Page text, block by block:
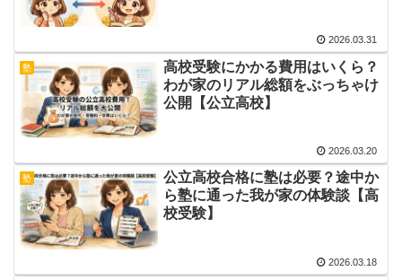
2026.03.31
塾
高校受験にかかる費用はいくら？
わが家のリアル総額をぶっちゃけ
公開【公立高校】
2026.03.20
塾
公立高校合格に塾は必要？途中か
ら塾に通った我が家の体験談【高
校受験】
2026.03.18